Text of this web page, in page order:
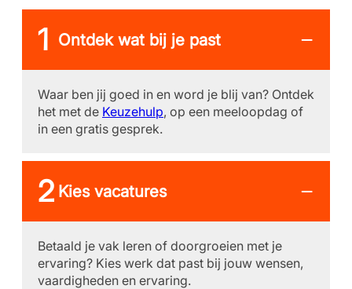
Ontdek wat bij je past
Waar ben jij goed in en word je blij van? Ontdek
het met de Keuzehulp, op een meeloopdag of
in een gratis gesprek.
Kies vacatures
Betaald je vak leren of doorgroeien met je
ervaring? Kies werk dat past bij jouw wensen,
vaardigheden en ervaring.